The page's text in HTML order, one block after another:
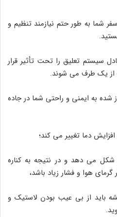
شما به طور حتم نیازمند تنظیم و
سیستم تعلیق را تحت تأثیر قرار
از یک طرف می شوند.
به ایمنی و راحتی شما در جاده
دما تغییر می کند؛
می دهد و در نتیجه به کناره
هوا و فشار زیاد باشد،
باید از بی عیب بودن لاستیک و